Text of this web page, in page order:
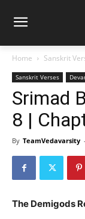
Home Sanskrit
Sanskrit Verses
Srimad
8 |
By TeamVedavarsity -
The Demigods